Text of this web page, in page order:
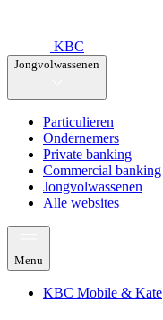
KBC
Jongvolwassenen
Particulieren
Ondernemers
Private banking
Commercial banking
Jongvolwassenen
Alle websites
Menu
KBC Mobile & Kate